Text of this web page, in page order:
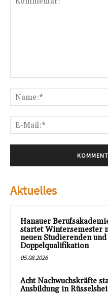
Aktuelles
Hanauer
startet Wintersemester
neuen Studierenden und
Doppelqualifikation
05.08.2026
Acht Nachwuchskräfte
Ausbildung in